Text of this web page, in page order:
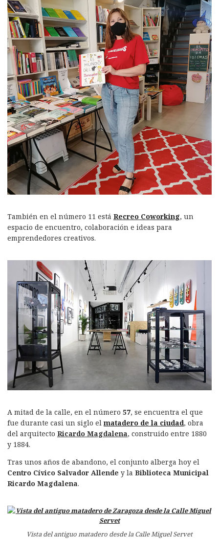
También en el número 11 está Recreo Coworking, un
espacio de encuentro, colaboración e ideas para
emprendedores creativos.
A mitad de la calle, en el número 57, se encuentra el que
fue durante casi un siglo elmatadero de la ciudad, obra
del arquitecto Ricardo Magdalena, construido entre 1880
y 1884.
Tras unos años de abandono, el conjunto alberga hoy el
Centro Cívico Salvador Allende y la Biblioteca Municipal
Ricardo Magdalena.
Vista del antiguo matadero desde la Calle Miguel Servet